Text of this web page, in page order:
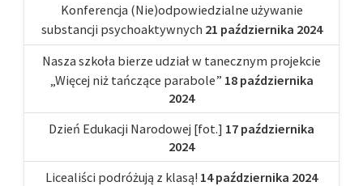
Konferencja (Nie)odpowiedzialne używanie
substancji psychoaktywnych 21 października 2024
Nasza szkoła bierze udział w tanecznym projekcie
„Więcej niż tańczące parabole” 18 października
2024
Dzień Edukacji Narodowej [fot.] 17 października
2024
Licealiści podróżują z klasą! 14 października 2024